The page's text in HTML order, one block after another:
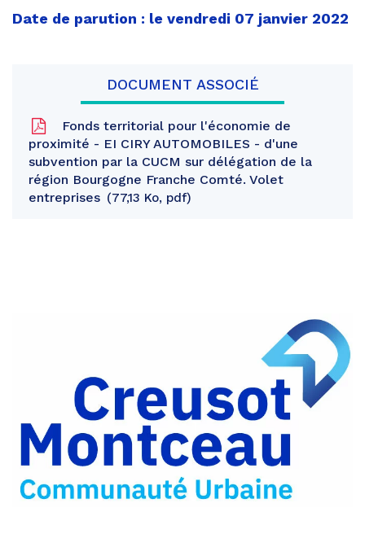
Date de parution : le vendredi 07 janvier 2022
DOCUMENT ASSOCIÉ
Fonds territorial pour l'économie de
proximité - EI CIRY AUTOMOBILES - d'une
subvention par la CUCM sur délégation de la
région Bourgogne Franche Comté. Volet
entreprises
77,13 Ko, pdf
Facebook
Partager
Twitter
Partager
par
e-
mail